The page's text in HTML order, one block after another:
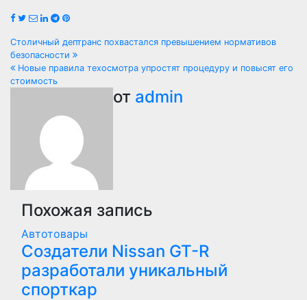
Навигация
по
Столичный дептранс похвастался превышением нормативов
безопасности
Новые правила техосмотра упростят процедуру и повысят его
стоимость
от admin
Похожая запись
Автотовары
Создатели Nissan GT-R
разработали уникальный
спорткар